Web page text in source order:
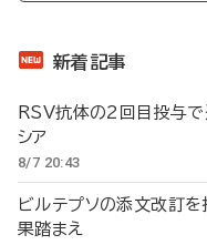
新着記事
RSV抗体の2回目投与
シア
8/7 20:43
ビルテプソの添文改
果踏まえ